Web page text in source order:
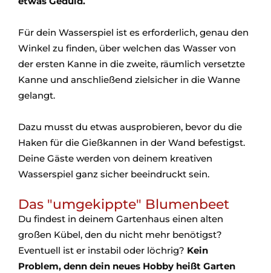
Für dein Wasserspiel ist es erforderlich, genau den
Winkel zu finden, über welchen das Wasser von
der ersten Kanne in die zweite, räumlich versetzte
Kanne und anschließend zielsicher in die Wanne
gelangt.
Dazu musst du etwas ausprobieren, bevor du die
Haken für die Gießkannen in der Wand befestigst.
Deine Gäste werden von deinem kreativen
Wasserspiel ganz sicher beeindruckt sein.
Das "umgekippte" Blumenbeet
Du findest in deinem Gartenhaus einen alten
großen Kübel, den du nicht mehr benötigst?
Eventuell ist er instabil oder löchrig? Kein
Problem, denn dein neues Hobby heißt Garten